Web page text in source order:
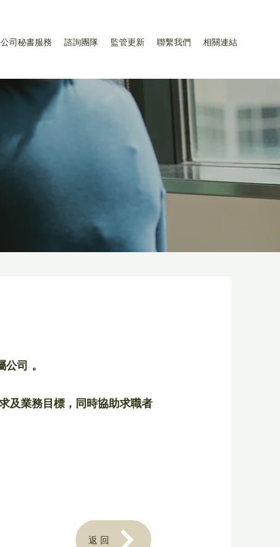
公司秘書服務 諮詢團隊 監管更新 聯繫我們 相關連結
司 。
及業務目標，同時協助求職者
返回